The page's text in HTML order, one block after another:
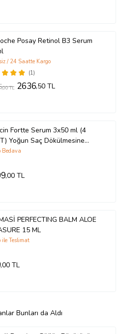
Posay Retinol B3 Serum
(1)
/ 24 Saatte Kargo
,00 TL 2636,50 TL
Fortte Serum 3x50 ml (4
Yoğun Saç Dökülmesine
Serum & (1 ADET) YÜZ
Bedava
,00 TL
PERFECTING BALM ALOE
15 ML
ile Teslimat
,00 TL
Bunları da Aldı